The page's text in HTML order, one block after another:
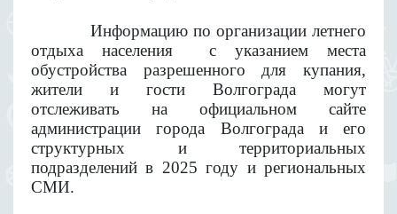
Информацию по организации летнего
отдыха населения
с указанием места
обустройства разрешенного для купания,
жители и гости Волгограда могут
отслеживать на официальном сайте
администрации города Волгограда и его
структурных и территориальных
подразделений в 2025 году и региональных
СМИ.